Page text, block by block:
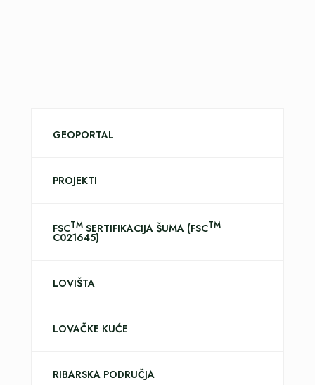
GEOPORTAL
PROJEKTI
FSCTM SERTIFIKACIJA ŠUMA (FSCTM
C021645)
LOVIŠTA
LOVAČKE KUĆE
RIBARSKA PODRUČJA